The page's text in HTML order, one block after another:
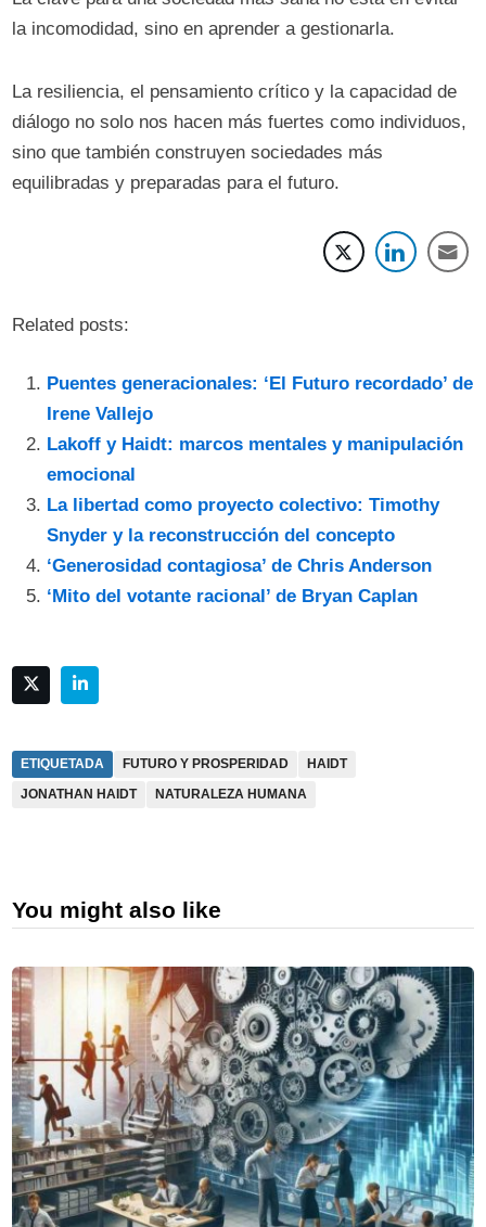
la incomodidad, sino en aprender a gestionarla.
La resiliencia, el pensamiento crítico y la capacidad de
diálogo no solo nos hacen más fuertes como individuos,
sino que también construyen sociedades más
equilibradas y preparadas para el futuro.
Related posts:
Puentes generacionales: ‘El Futuro recordado’ de
Irene Vallejo
Lakoff y Haidt: marcos mentales y manipulación
emocional
La libertad como proyecto colectivo: Timothy
Snyder y la reconstrucción del concepto
‘Generosidad contagiosa’ de Chris Anderson
‘Mito del votante racional’ de Bryan Caplan
ETIQUETADA FUTURO Y PROSPERIDAD
HAIDT
JONATHAN HAIDT
NATURALEZA HUMANA
You might also like